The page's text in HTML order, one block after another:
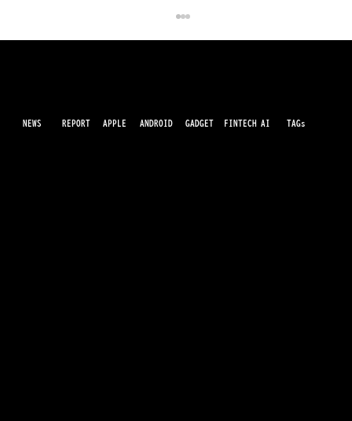
NEWS REPORT APPLE ANDROID GADGET FINTECH AI TAGs